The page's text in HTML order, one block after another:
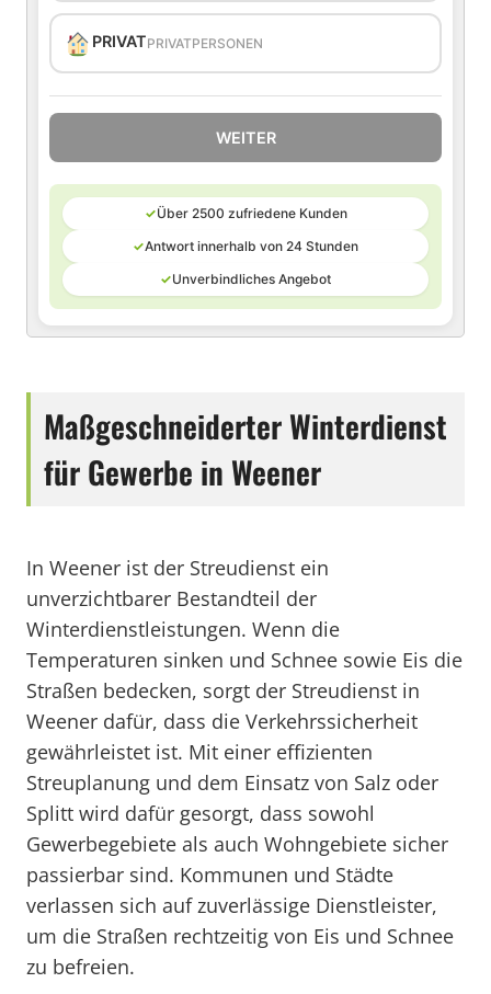
PRIVATPRIVATPERSONEN
WEITER
✓Über 2500 zufriedene Kunden
✓Antwort innerhalb von 24 Stunden
✓Unverbindliches Angebot
Maßgeschneiderter Winterdienst
für Gewerbe in Weener
In Weener ist der Streudienst ein
unverzichtbarer Bestandteil der
Winterdienstleistungen. Wenn die
Temperaturen sinken und Schnee sowie Eis die
Straßen bedecken, sorgt der Streudienst in
Weener dafür, dass die Verkehrssicherheit
gewährleistet ist. Mit einer effizienten
Streuplanung und dem Einsatz von Salz oder
Splitt wird dafür gesorgt, dass sowohl
Gewerbegebiete als auch Wohngebiete sicher
passierbar sind. Kommunen und Städte
verlassen sich auf zuverlässige Dienstleister,
um die Straßen rechtzeitig von Eis und Schnee
zu befreien.